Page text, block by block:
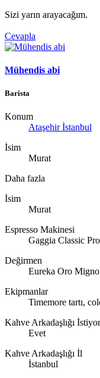
Sizi yarın arayacağım.
Cevapla
Mühendis abi
Barista
Konum
Ataşehir İstanbul
İsim
Murat
Daha fazla
İsim
Murat
Espresso Makinesi
Gaggia Classic
Değirmen
Eureka Oro
Ekipmanlar
Timemore tartı,
Kahve Arkadaşlığı
Evet
Kahve Arkadaşlığı İl
İstanbul